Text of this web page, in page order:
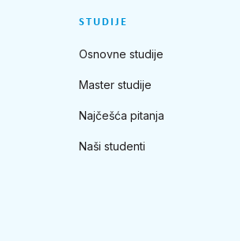
STUDIJE
Osnovne studije
Master studije
Najčešća pitanja
Naši studenti